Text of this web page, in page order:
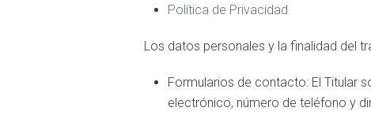
Política de Privacidad
Los datos personales y la finalidad del
Formularios de contacto: El Titular
electrónico, número de teléfono y